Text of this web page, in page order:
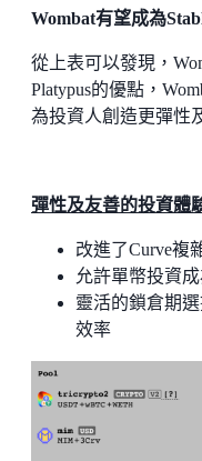
Wombat有望成為
從上表可以發現，
Platypus的優點，
為投資人創造更彈性
彈性及友善的投資體
改進了Curve複
允許單幣投資
靈活的鎖倉期
效率